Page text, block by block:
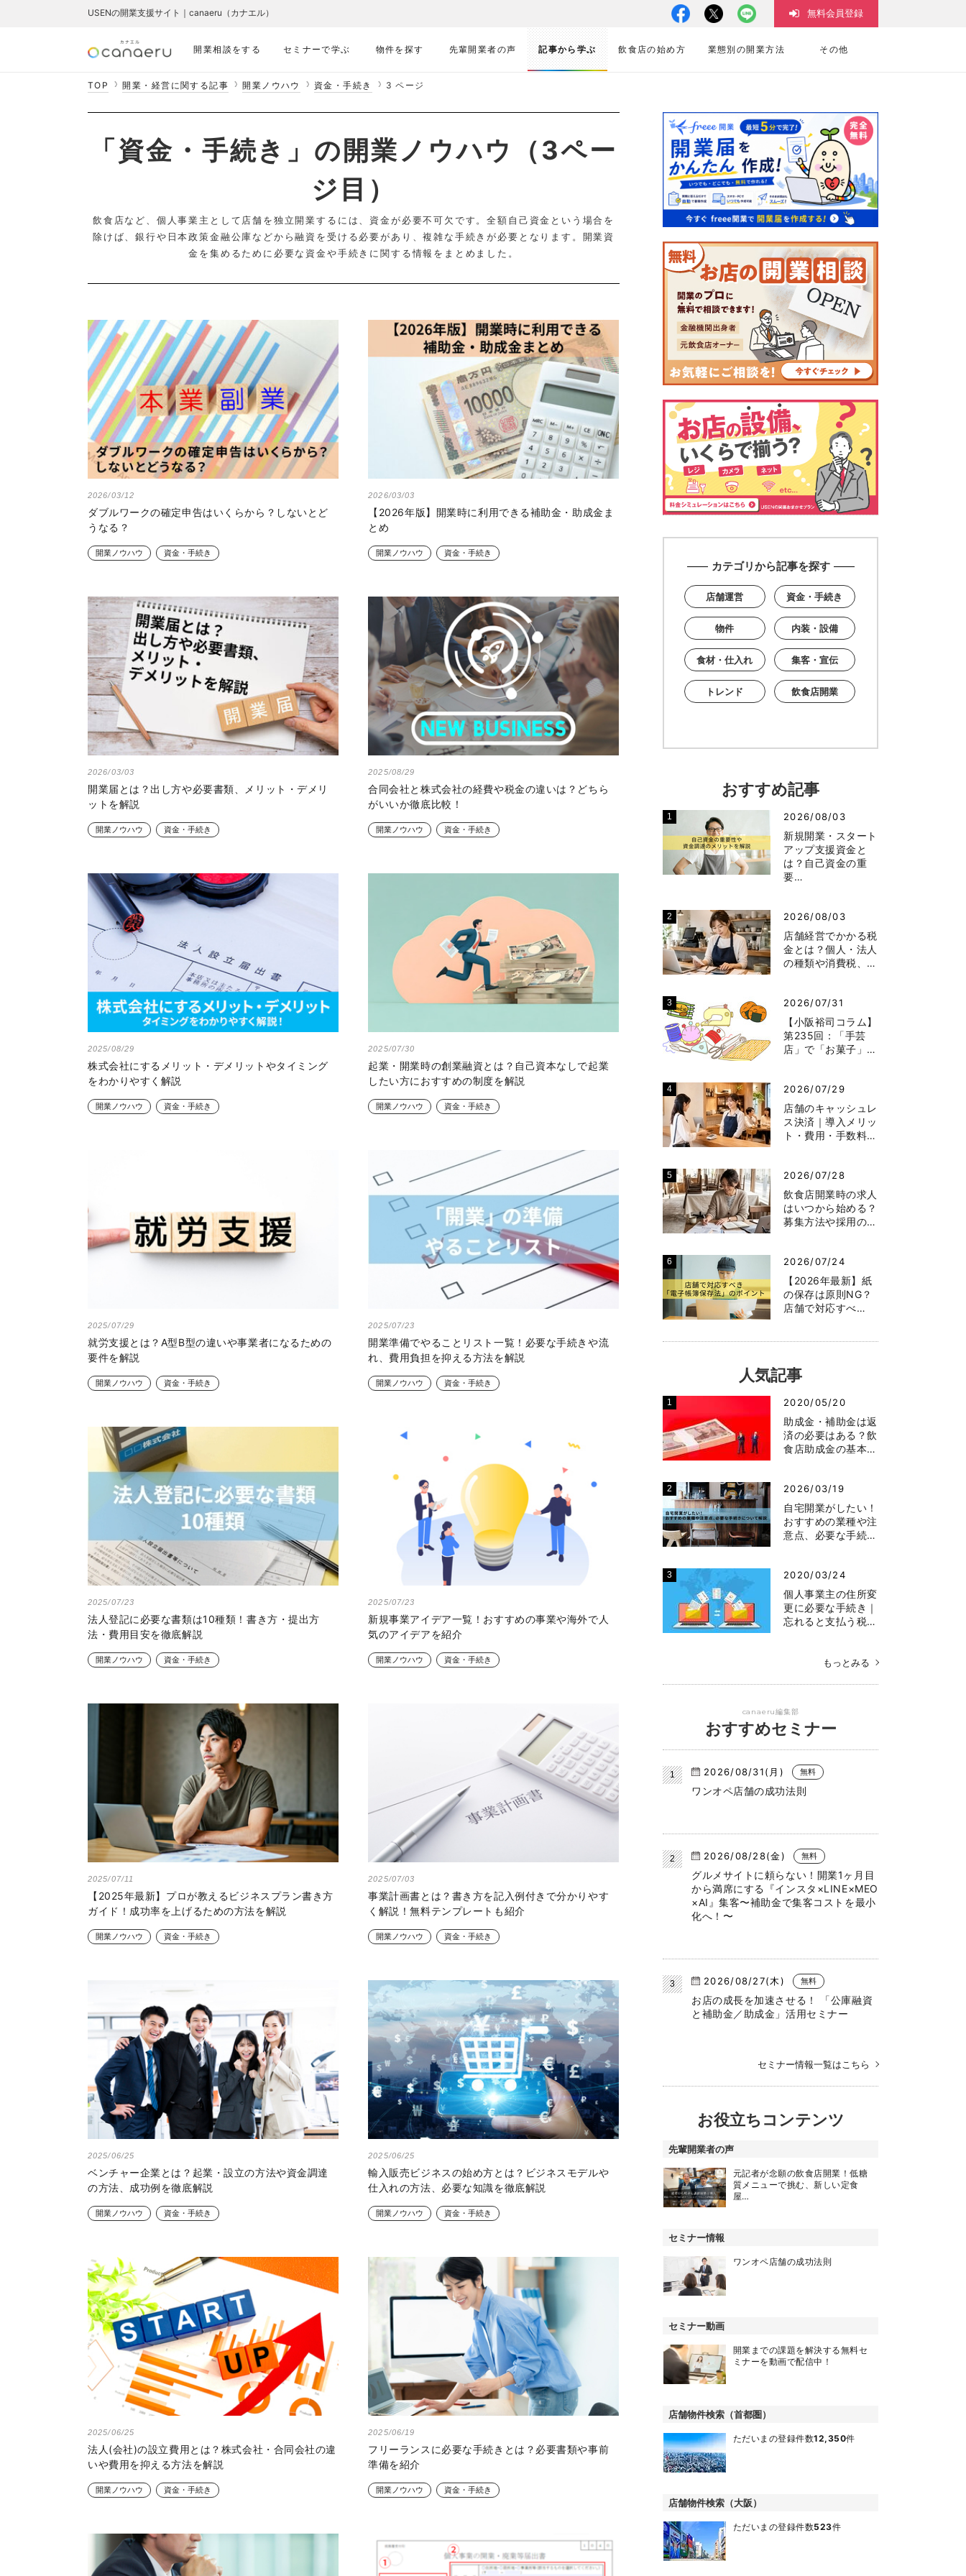
開業相談をする セミナーで学ぶ 物件を探す 先輩開業者の声 記事から学ぶ 飲食店の始め方 業態別の開業方法 その他
USENの開業支援サイト｜canaeru（カナエル） 無料会員登録
TOP 開業・経営に関する記事 開業ノウハウ 資金・手続き 3 ページ
「資金・手続き」の開業ノウハウ（3ペー
ジ目）
飲食店など、個人事業主として店舗を独立開業するには、資金が必要不可欠です。全額自己資金という場合を
除けば、銀行や日本政策金融公庫などから融資を受ける必要があり、複雑な手続きが必要となります。開業資
金を集めるために必要な資金や手続きに関する情報をまとめました。
2026/03/12
ダブルワークの確定申告はいくらから？しないとど
うなる？
開業ノウハウ 資金・手続き
2026/03/03
【2026年版】開業時に利用できる補助金・助成金ま
とめ
開業ノウハウ 資金・手続き
2026/03/03
開業届とは？出し方や必要書類、メリット・デメリ
ットを解説
開業ノウハウ 資金・手続き
2025/08/29
合同会社と株式会社の経費や税金の違いは？どちら
がいいか徹底比較！
開業ノウハウ 資金・手続き
2025/08/29
株式会社にするメリット・デメリットやタイミング
をわかりやすく解説
開業ノウハウ 資金・手続き
2025/07/30
起業・開業時の創業融資とは？自己資本なしで起業
したい方におすすめの制度を解説
開業ノウハウ 資金・手続き
2025/07/29
就労支援とは？A型B型の違いや事業者になるための
要件を解説
開業ノウハウ 資金・手続き
2025/07/23
開業準備でやることリスト一覧！必要な手続きや流
れ、費用負担を抑える方法を解説
開業ノウハウ 資金・手続き
2025/07/23
法人登記に必要な書類は10種類！書き方・提出方
法・費用目安を徹底解説
開業ノウハウ 資金・手続き
2025/07/23
新規事業アイデア一覧！おすすめの事業や海外で人
気のアイデアを紹介
開業ノウハウ 資金・手続き
2025/07/11
【2025年最新】プロが教えるビジネスプラン書き方
ガイド！成功率を上げるための方法を解説
開業ノウハウ 資金・手続き
2025/07/03
事業計画書とは？書き方を記入例付きで分かりやす
く解説！無料テンプレートも紹介
開業ノウハウ 資金・手続き
2025/06/25
ベンチャー企業とは？起業・設立の方法や資金調達
の方法、成功例を徹底解説
開業ノウハウ 資金・手続き
2025/06/25
輸入販売ビジネスの始め方とは？ビジネスモデルや
仕入れの方法、必要な知識を徹底解説
開業ノウハウ 資金・手続き
2025/06/25
法人(会社)の設立費用とは？株式会社・合同会社の違
いや費用を抑える方法を解説
開業ノウハウ 資金・手続き
2025/06/19
フリーランスに必要な手続きとは？必要書類や事前
準備を紹介
開業ノウハウ 資金・手続き
カテゴリから記事を探す
店舗運営 資金・手続き
物件 内装・設備
食材・仕入れ 集客・宣伝
トレンド 飲食店開業
おすすめ記事
2026/08/03
新規開業・スタート
アップ支援資金と
は？自己資金の重
要…
2026/08/03
店舗経営でかかる税
金とは？個人・法人
の種類や消費税、…
2026/07/31
【小阪裕司コラム】
第235回：「手芸
店」で「お菓子」…
2026/07/29
店舗のキャッシュレ
ス決済｜導入メリッ
ト・費用・手数料…
2026/07/28
飲食店開業時の求人
はいつから始める？
募集方法や採用の…
2026/07/24
【2026年最新】紙
の保存は原則NG？
店舗で対応すべ…
人気記事
2020/05/20
助成金・補助金は返
済の必要はある？飲
食店助成金の基本…
2026/03/19
自宅開業がしたい！
おすすめの業種や注
意点、必要な手続…
2020/03/24
個人事業主の住所変
更に必要な手続き｜
忘れると支払う税…
もっとみる
canaeru編集部
おすすめセミナー
2026/08/31(月) 無料
ワンオペ店舗の成功法則
2026/08/28(金) 無料
グルメサイトに頼らない！開業1ヶ月目
から満席にする『インスタ×LINE×MEO
×AI』集客〜補助金で集客コストを最小
化へ！〜
2026/08/27(木) 無料
お店の成長を加速させる！ 「公庫融資
と補助金／助成金」活用セミナー
セミナー情報一覧はこちら
お役立ちコンテンツ
先輩開業者の声
元記者が念願の飲食店開業！低糖
質メニューで挑む、新しい定食
屋…
セミナー情報
ワンオペ店舗の成功法則
セミナー動画
開業までの課題を解決する無料セ
ミナーを動画で配信中！
店舗物件検索（首都圏）
ただいまの登録件数12,350件
店舗物件検索（大阪）
ただいまの登録件数523件